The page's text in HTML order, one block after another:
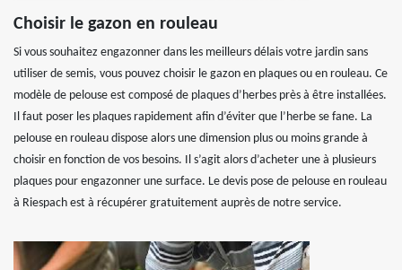
Choisir le gazon en rouleau
Si vous souhaitez engazonner dans les meilleurs délais votre jardin sans
utiliser de semis, vous pouvez choisir le gazon en plaques ou en rouleau. Ce
modèle de pelouse est composé de plaques d’herbes près à être installées.
Il faut poser les plaques rapidement afin d’éviter que l’herbe se fane. La
pelouse en rouleau dispose alors une dimension plus ou moins grande à
choisir en fonction de vos besoins. Il s’agit alors d’acheter une à plusieurs
plaques pour engazonner une surface. Le devis pose de pelouse en rouleau
à Riespach est à récupérer gratuitement auprès de notre service.